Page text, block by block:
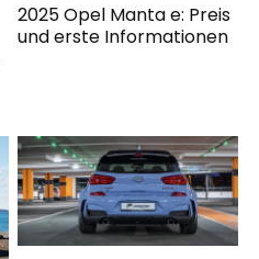
2025 Opel Manta e: Preis
und erste Informationen